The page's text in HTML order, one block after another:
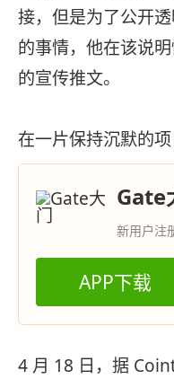
接，但是为了公开
的事情，他在该说
的宣传推文。
在一片保持沉默的
Gate
新用户注
APP下载
4 月 18 日，据